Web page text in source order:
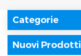
Categorie
Nuovi Prodotti